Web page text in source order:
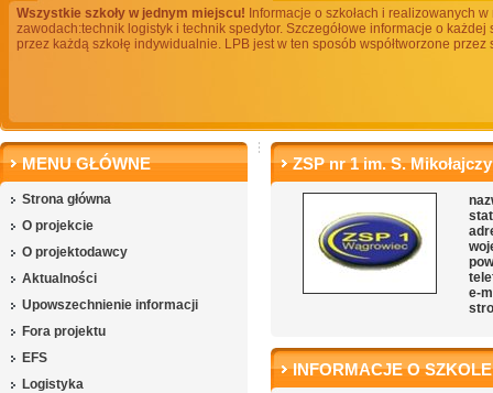
Wszystkie szkoły w jednym miejscu! Informacje o szkołach i realizowanych
zawodach:technik logistyk i technik spedytor. Szczegółowe informacje o
przez każdą szkołę indywidualnie. LPB jest w ten sposób współtworzone przez
MENU GŁÓWNE
Strona główna
O projekcie
O projektodawcy
Aktualności
Upowszechnienie informacji
Fora projektu
EFS
Logistyka
ZSP nr 1 im. S.
e-
INFORMACJE O SZKOLE